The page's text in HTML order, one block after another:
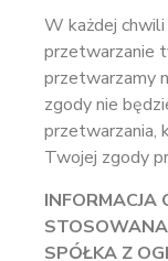
W każdej
przetwarzanie
przetwarzamy
zgody nie
przetwarzania,
Twojej zgody
INFORMACJA
STOSOWANA
SPÓŁKA Z